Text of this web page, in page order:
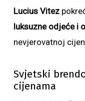
Lucius Vitez
luksuzne odjeće i
nevjerovatnoj
Svjetski
cijenama